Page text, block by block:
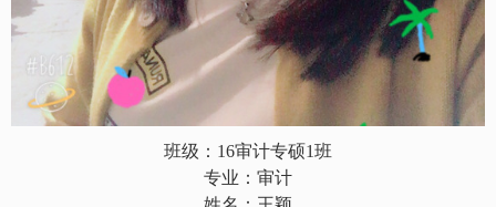
班级： 16审计专硕1班
专业：审计